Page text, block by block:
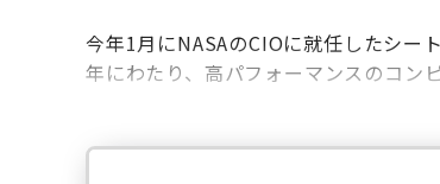
今年1月にNASAのCIOに就任したシー
年にわたり、高パフォーマンスのコン